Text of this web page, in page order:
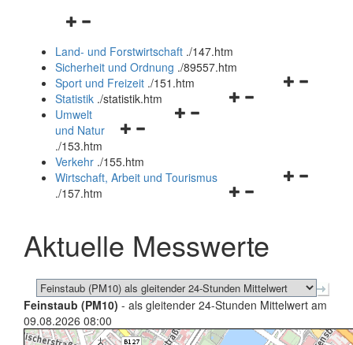
Navigationsmenü
und
schließen
Land- und Forstwirtschaft ./147.htm
Sicherheit und Ordnung ./89557.htm
Navigationsmenü
Sport und Freizeit ./151.htm
Navigationsmenü
Statistik ./statistik.htm
Navigationsmenü
und
schließen
Umwelt
und Natur
./153.htm
Verkehr ./155.htm
Navigationsmenü
schließen
Wirtschaft, Arbeit und Tourismus
./157.htm
Aktuelle Messwerte
Feinstaub (PM10) - als gleitender 24-Stunden Mittelwert am
09.08.2026 08:00